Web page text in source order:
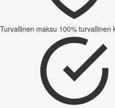
Turvallinen maksu 100% turvallinen